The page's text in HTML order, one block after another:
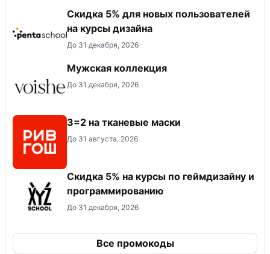
Скидка 5% для новых пользователей
на курсы дизайна
До 31 декабря, 2026
Мужская коллекция
До 31 декабря, 2026
3=2 на тканевые маски
До 31 августа, 2026
Скидка 5% на курсы по геймдизайну и
программированию
До 31 декабря, 2026
Все промокоды